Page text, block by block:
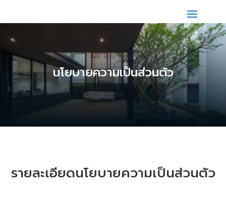
นโยบายความเป็นส่วนตัว
รายละเอียดนโยบายความเป็นส่วนตัว